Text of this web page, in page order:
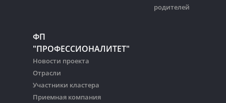
родителей
ФП
"ПРОФЕССИОНАЛИТЕТ"
Новости проекта
Отрасли
Участники кластера
Приемная компания